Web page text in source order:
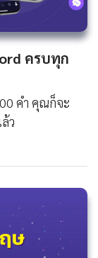
ครบทุก
คำ คุณก็จะ
ว